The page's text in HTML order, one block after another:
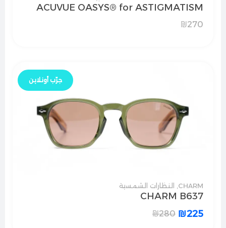
ACUVUE OASYS® for ASTIGMATISM
₪270
CHARM النظارات الشمسية
CHARM B637
₪280 ₪225
جرّب أونلاين